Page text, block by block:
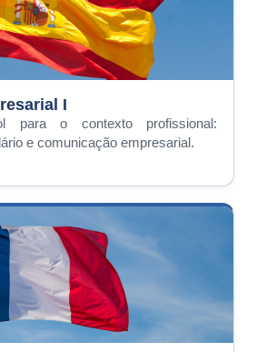
I
para o contexto profissional:
e comunicação empresarial.